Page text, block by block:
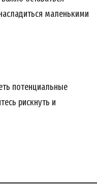
маленькими
потенциальные
рискнуть и